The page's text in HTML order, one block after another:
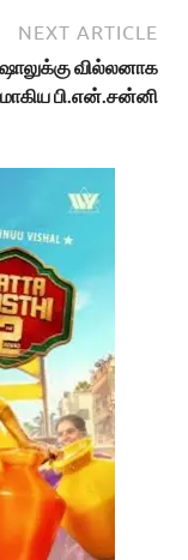
NEXT ARTICLE
வில்லனாக
பி.என்.சன்னி